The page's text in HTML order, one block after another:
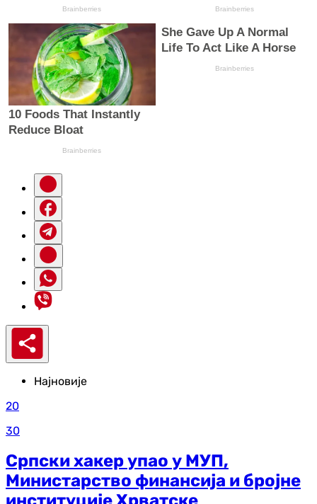
Најновије
20
30
Српски хакер упао у МУП,
Министарство финансија и бројне